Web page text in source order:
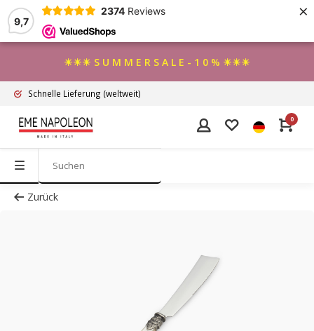
9,7
2374 Reviews ×
☀☀☀ S U M M E R S A L E - 1 0 % ☀☀☀
Schnelle Lieferung (weltweit)
0
Zurück